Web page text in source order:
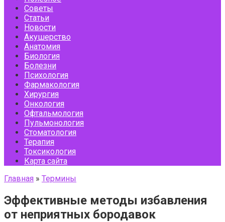
Советы
Статьи
Новости
Акушерство
Анатомия
Биология
Болезни
Психология
Фармакология
Хирургия
Онкология
Офтальмология
Пульмонология
Стоматология
Терапия
Токсикология
Карта сайта
Главная » Термины
Эффективные методы избавления
от неприятных бородавок